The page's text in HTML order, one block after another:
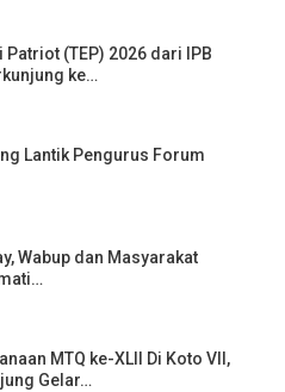
(TEP) 2026 dari IPB
ke…
Lantik Pengurus Forum
Wabup dan Masyarakat
MTQ ke-XLII Di Koto VII,
Gelar…